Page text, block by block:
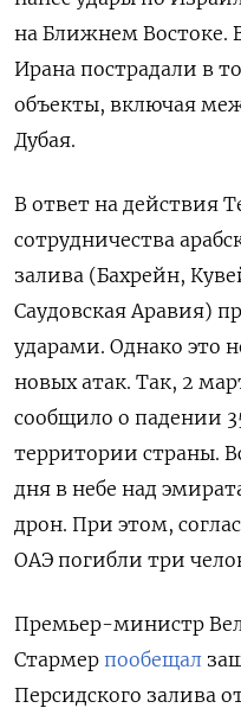
на Ближнем Востоке.
Ирана пострадали в
объекты, включая
Дубая.
В ответ на действия
сотрудничества
залива (Бахрейн,
Саудовская Аравия)
ударами. Однако это
новых атак. Так, 2
сообщило о падении
территории страны.
дня в небе над
дрон. При этом,
ОАЭ погибли три
Премьер-министр
Стармер пообещал
Персидского залива